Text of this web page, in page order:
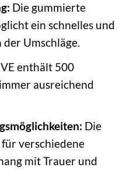
Die gummierte
ein schnelles und
Umschläge.
enthält 500
ausreichend
Die
verschiedene
mit Trauer und